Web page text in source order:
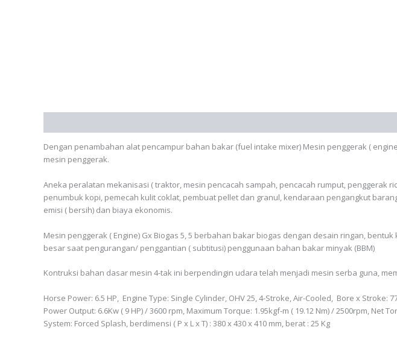
Dengan penambahan alat pencampur bahan bakar (fuel intake mixer) Mesin penggerak (
mesin penggerak.
Aneka peralatan mekanisasi ( traktor, mesin pencacah sampah, pencacah rumput, penggerak
penumbuk kopi, pemecah kulit coklat, pembuat pellet dan granul, kendaraan pengangkut
emisi ( bersih) dan biaya ekonomis.
Mesin penggerak ( Engine) Gx Biogas 5, 5 berbahan bakar biogas dengan desain ringan,
besar saat pengurangan/ penggantian ( subtitusi) penggunaan bahan bakar minyak (BBM)
Kontruksi bahan dasar mesin 4-tak ini berpendingin udara telah menjadi mesin serba guna,
Horse Power: 6.5 HP, Engine Type: Single Cylinder, OHV 25, 4-Stroke, Air-Cooled, Bore x Stroke:
Power Output: 6.6Kw ( 9 HP) / 3600 rpm, Maximum Torque: 1.95kgf-m ( 19.12 Nm) / 2500rpm, Net
System: Forced Splash, berdimensi ( P x L x T) : 380 x 430 x 410 mm, berat : 25 Kg